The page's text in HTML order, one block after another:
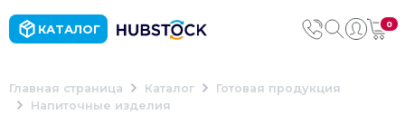
КАТАЛОГ 0
Главная страница Каталог
Готовая продукция
Напиточные изделия